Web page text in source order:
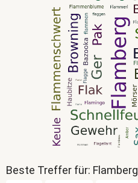
Beste Treffer für: Flamberg